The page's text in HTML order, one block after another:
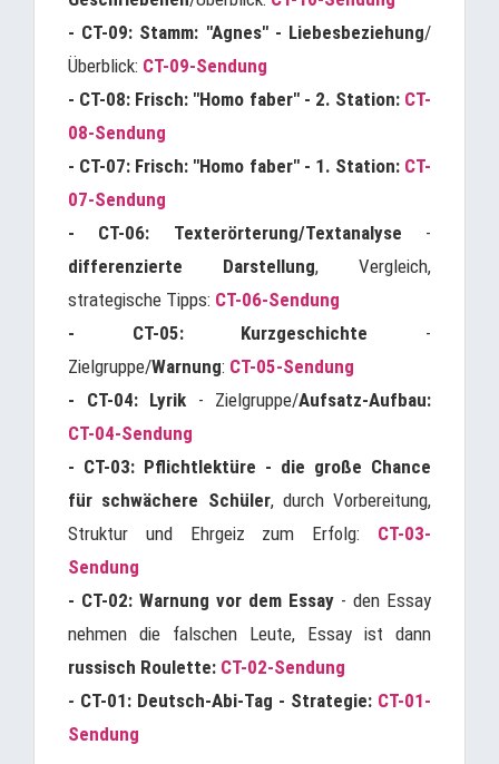
- CT-09: Stamm: "Agnes" - Liebesbeziehung/
Überblick: CT-09-Sendung
- CT-08: Frisch: "Homo faber" - 2. Station: CT-
08-Sendung
- CT-07: Frisch: "Homo faber" - 1. Station: CT-
07-Sendung
- CT-06: Texterörterung/Textanalyse -
differenzierte Darstellung, Vergleich,
strategische Tipps: CT-06-Sendung
- CT-05: Kurzgeschichte -
Zielgruppe/Warnung: CT-05-Sendung
- CT-04: Lyrik - Zielgruppe/Aufsatz-Aufbau:
CT-04-Sendung
- CT-03: Pflichtlektüre - die große Chance
für schwächere Schüler, durch Vorbereitung,
Struktur und Ehrgeiz zum Erfolg: CT-03-
Sendung
- CT-02: Warnung vor dem Essay - den Essay
nehmen die falschen Leute, Essay ist dann
russisch Roulette: CT-02-Sendung
- CT-01: Deutsch-Abi-Tag - Strategie: CT-01-
Sendung